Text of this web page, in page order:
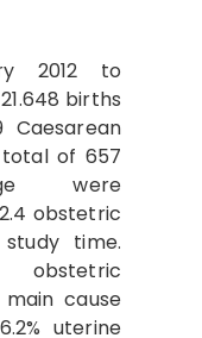
2012 to
births
Caesarean
of 657
were
obstetric
time.
cause
uterine